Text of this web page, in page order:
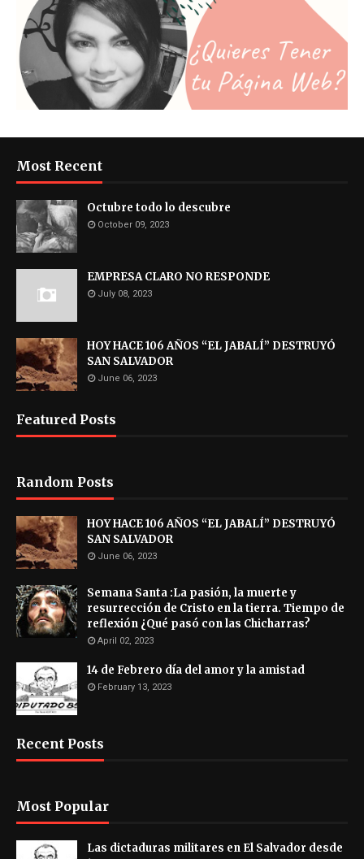
Most Recent
Octubre todo lo descubre
October 09, 2023
EMPRESA CLARO NO RESPONDE
July 08, 2023
HOY HACE 106 AÑOS “EL JABALÍ” DESTRUYÓ
SAN SALVADOR
June 06, 2023
Featured Posts
Random Posts
HOY HACE 106 AÑOS “EL JABALÍ” DESTRUYÓ
SAN SALVADOR
June 06, 2023
Semana Santa :La pasión, la muerte y
resurrección de Cristo en la tierra. Tiempo de
reflexión ¿Qué pasó con las Chicharras?
April 02, 2023
14 de Febrero día del amor y la amistad
February 13, 2023
Recent Posts
Most Popular
Las dictaduras militares en El Salvador desde